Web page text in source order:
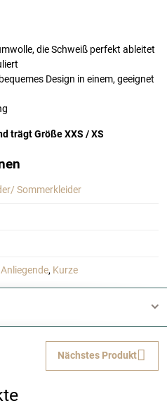
die Schweiß perfekt ableitet
Design in einem, geeignet
trägt Größe XXS / XS
Sommerkleider
Anliegende, Kurze
Nächstes Produkt